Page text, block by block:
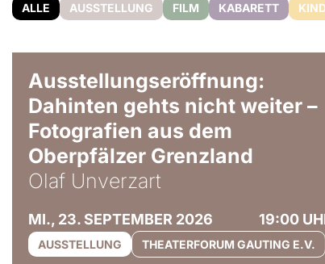
ALLE AUSSTELLUNG FILM KABARETT
Ausstellungseröffnung:
Dahinten gehts nicht weiter –
Fotografien aus dem
Oberpfälzer Grenzland
Olaf Unverzart
MI., 23. SEPTEMBER 2026 19:00
AUSSTELLUNG THEATERFORUM GAUTING E.V.